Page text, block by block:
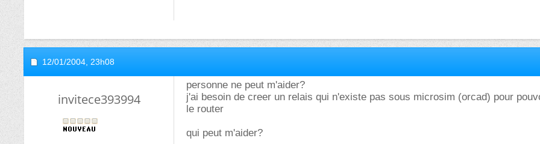
12/01/2004, 23h08
invitece393994
personne ne peut m'aider?
j'ai besoin de creer un relais qui n'existe pas sous microsim (orcad) pour
le router
qui peut m'aider?